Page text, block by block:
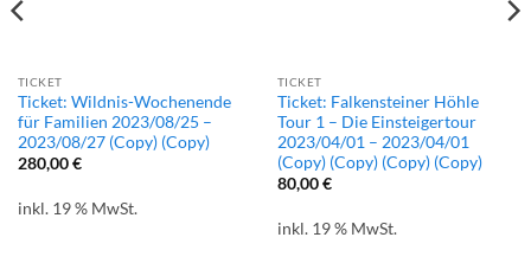
TICKET
Ticket: Wildnis-Wochenende
für Familien 2023/08/25 –
2023/08/27 (Copy) (Copy)
280,00€
inkl. 19 % MwSt.
TICKET
Ticket: Falkensteiner Höhle
Tour 1 – Die Einsteigertour
2023/04/01 – 2023/04/01
(Copy) (Copy) (Copy) (Copy)
80,00€
inkl. 19 % MwSt.